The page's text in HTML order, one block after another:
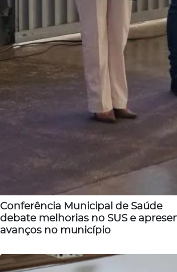
Conferência Municipal de Saúde
debate melhorias no SUS e
avanços no município